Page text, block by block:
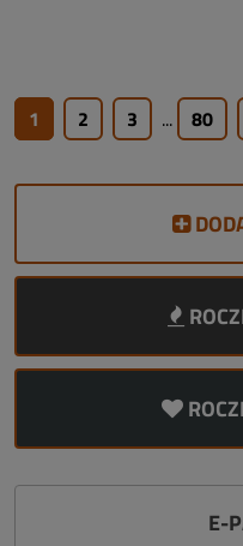
1 2 3 ... 80
E-